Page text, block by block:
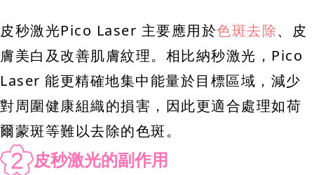
皮秒激光Pico Laser 主要應用於色斑去除、皮
膚美白及改善肌膚紋理。相比納秒激光，Pico
Laser 能更精確地集中能量於目標區域，減少
對周圍健康組織的損害，因此更適合處理如荷
爾蒙斑等難以去除的色斑。
2 皮秒激光的副作用